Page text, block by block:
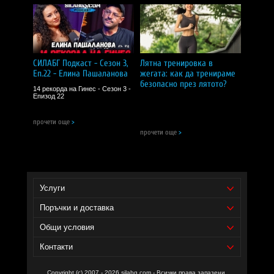
Съставки:100% епсомска сол (магнезиев сулфат)
Забележки:
Продуктът е предназначен за външна употреба!
Не е предназначен за консумация!
Пазете далеч от деца!
Съхранявайте на сухо и хладно място, защитено от
пряка слънчева светлина!
Уебсайт на производителя -
СИЛАБГ Подкаст - Сезон 3,
Еп.22 - Елина Пашаланова
14 рекорда на Гинес - Сезон 3 -
Епизод 22
прочети още >
Лятна тренировка в
жегата: как да тренираме
безопасно през лятото?
прочети още >
Услуги
Поръчки и доставка
Общи условия
Контакти